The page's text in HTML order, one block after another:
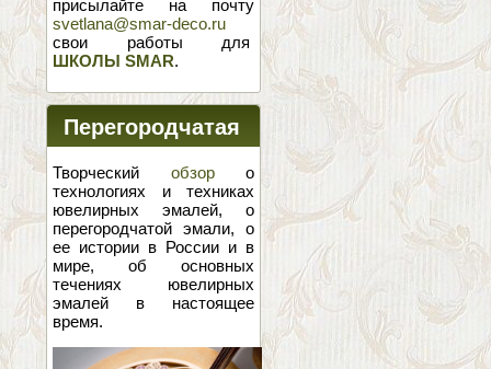
присылайте на почту
svetlana@smar-deco.ru
свои работы для
ШКОЛЫ SMAR.
Перегородчатая
эмаль
Творческий обзоро
технологиях и техниках
ювелирных эмалей, о
перегородчатой эмали, о
ее истории в России и в
мире, об основных
течениях ювелирных
эмалей в настоящее
время.